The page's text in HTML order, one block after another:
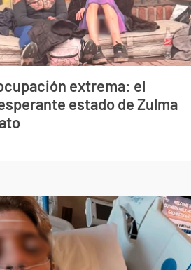
extrema: el
estado de Zulma